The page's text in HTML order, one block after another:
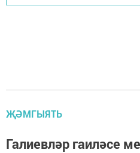
ҖӘМГЫЯТЬ
Галиевләр гаиләсе